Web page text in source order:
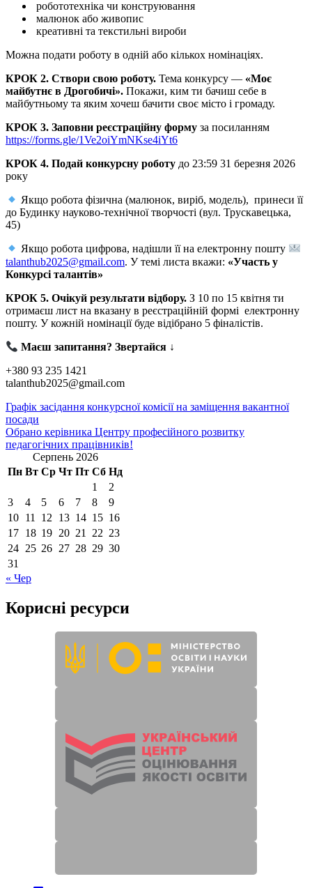
робототехніка чи конструювання
малюнок або живопис
креативні та текстильні вироби
Можна подати роботу в одній або кількох номінаціях.
КРОК 2. Створи свою роботу. Тема конкурсу — «Моє
майбутнє в Дрогобичі». Покажи, ким ти бачиш себе в
майбутньому та яким хочеш бачити своє місто і громаду.
КРОК 3. Заповни реєстраційну форму за посиланням
https://forms.gle/1Ve2oiYmNKse4iYt6
КРОК 4. Подай конкурсну роботу до 23:59 31 березня 2026
року
Якщо робота фізична (малюнок, виріб, модель), принеси її
до Будинку науково-технічної творчості (вул. Трускавецька,
45)
Якщо робота цифрова, надішли її на електронну пошту
talanthub2025@gmail.com. У темі листа вкажи: «Участь у
Конкурсі талантів»
КРОК 5. Очікуй результати відбору. З 10 по 15 квітня ти
отримаєш лист на вказану в реєстраційній формі електронну
пошту. У кожній номінації буде відібрано 5 фіналістів.
Маєш запитання? Звертайся ↓
+380 93 235 1421
talanthub2025@gmail.com
Навігація
записів
Графік засідання конкурсної комісії на заміщення вакантної
посади
Обрано керівника Центру професійного розвитку
педагогічних працівників!
Серпень 2026
Пн Вт Ср Чт Пт Сб Нд
1
2
3
4 5 6 7 8
9
10 11 12 13 14 15 16
17 18 19 20 21 22 23
24 25 26 27 28 29 30
31
« Чер
Корисні ресурси